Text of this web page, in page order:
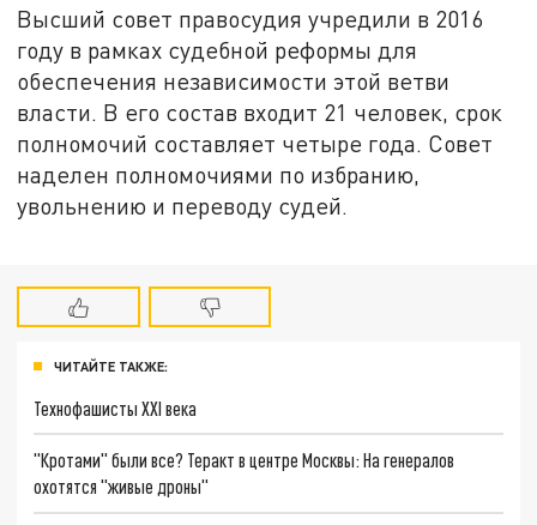
Высший совет правосудия учредили в 2016
году в рамках судебной реформы для
обеспечения независимости этой ветви
власти. В его состав входит 21 человек, срок
полномочий составляет четыре года. Совет
наделен полномочиями по избранию,
увольнению и переводу судей.
ЧИТАЙТЕ ТАКЖЕ:
Технофашисты XXI века
"Кротами" были все? Теракт в центре Москвы: На генералов
охотятся "живые дроны"